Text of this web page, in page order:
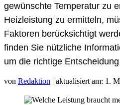
gewünschte Temperatur zu
Heizleistung zu ermitteln,
Faktoren berücksichtigt
finden Sie nützliche
um die richtige
von Redaktion | aktualisiert am: 1.